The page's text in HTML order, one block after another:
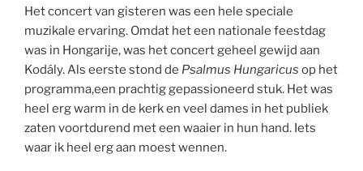
Het concert van gisteren was een hele speciale
muzikale ervaring. Omdat het een nationale feestdag
was in Hongarije, was het concert geheel gewijd aan
Kodály. Als eerste stond de Psalmus Hungaricus op het
programma,een prachtig gepassioneerd stuk. Het was
heel erg warm in de kerk en veel dames in het publiek
zaten voortdurend met een waaier in hun hand. Iets
waar ik heel erg aan moest wennen.